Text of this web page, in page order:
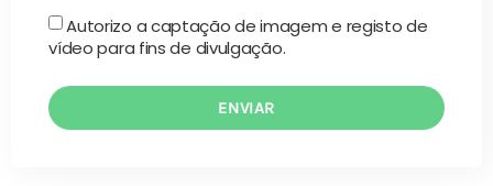
Autorizo a captação de imagem e registo de
vídeo para fins de divulgação.
ENVIAR